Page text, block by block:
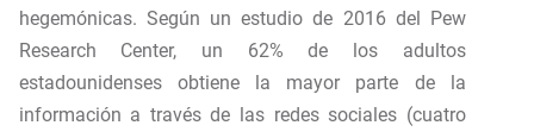
hegemónicas. Según un estudio de 2016 del Pew
Research Center, un 62% de los adultos
estadounidenses obtiene la mayor parte de la
información a través de las redes sociales (cuatro